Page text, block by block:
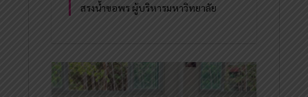
สรงน้ำขอพร ผู้บริหารมหาวิทยาลัย